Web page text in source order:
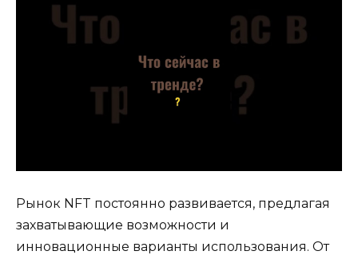
Рынок NFT постоянно развивается, предлагая
захватывающие возможности и
инновационные варианты использования. От